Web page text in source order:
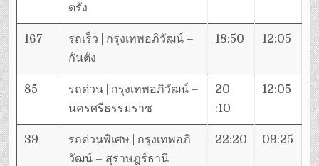
ตรัง
167
รถเร็ว | กรุงเทพอภิวัฒน์ –
กันตัง
18:50 12:05
85
รถด่วน | กรุงเทพอภิวัฒน์ –
นครศรีธรรมราช
20
:10
12:05
39
รถด่วนพิเศษ | กรุงเทพอภิ
วัฒน์ – สุราษฎร์ธานี
22:20 09:25